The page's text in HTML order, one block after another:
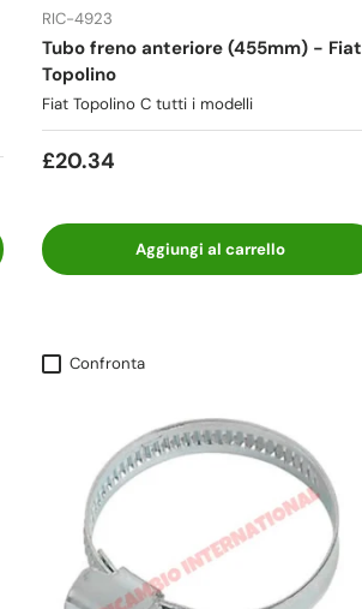
RIC-4923
Tubo freno anteriore (455mm) - Fiat
Topolino
Fiat Topolino C tutti i modelli
£20.34
Aggiungi al carrello
Confronta